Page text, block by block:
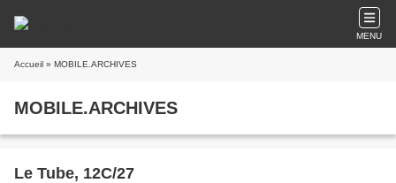
MENU
Accueil » MOBILE.ARCHIVES
MOBILE.ARCHIVES
Le Tube, 12C/27